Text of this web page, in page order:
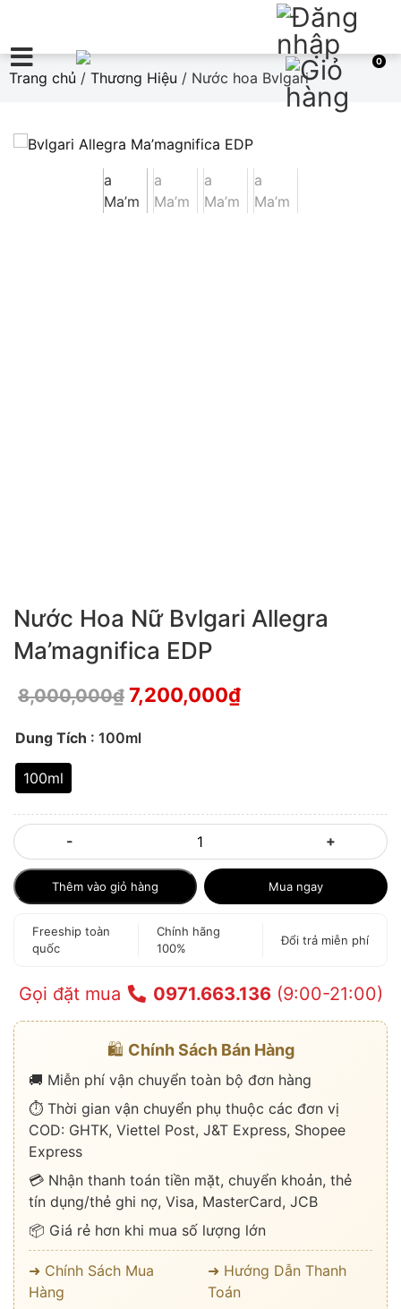
0
Trang chủ / Thương Hiệu / Nước hoa Bvlgari
Nước Hoa Nữ Bvlgari Allegra
Ma’magnifica EDP
8,000,000₫ 7,200,000₫
Dung Tích : 100ml
100ml
- +
Thêm vào giỏ hàng Mua ngay
Freeship toàn
quốc
Chính hãng
100%
Đổi trả miễn phí
Gọi đặt mua 0971.663.136(9:00-21:00)
🛍️ Chính Sách Bán Hàng
🚚 Miễn phí vận chuyển toàn bộ đơn hàng
⏱️ Thời gian vận chuyển phụ thuộc các đơn vị
COD: GHTK, Viettel Post, J&T Express, Shopee
Express
💳 Nhận thanh toán tiền mặt, chuyển khoản, thẻ
tín dụng/thẻ ghi nợ, Visa, MasterCard, JCB
📦 Giá rẻ hơn khi mua số lượng lớn
➜ Chính Sách Mua
Hàng
➜ Hướng Dẫn Thanh
Toán